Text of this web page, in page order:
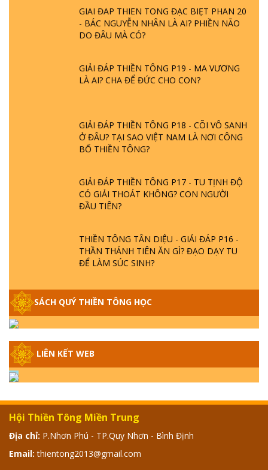
GIẢI ĐÁP THIỀN TÔNG ĐẶC BIỆT PHẦN 20
- BÁC NGUYỄN NHÂN LÀ AI? PHIỀN NÃO
DO ĐÂU MÀ CÓ?
GIẢI ĐÁP THIỀN TÔNG P19 - MA VƯƠNG
LÀ AI? CHA ĐỂ ĐỨC CHO CON?
GIẢI ĐÁP THIỀN TÔNG P18 - CÕI VÔ SANH
Ở ĐÂU? TẠI SAO VIỆT NAM LÀ NƠI CÔNG
BỐ THIỀN TÔNG?
GIẢI ĐÁP THIỀN TÔNG P17 - TU TỊNH ĐỘ
CÓ GIẢI THOÁT KHÔNG? CON NGƯỜI
ĐẦU TIÊN?
THIỀN TÔNG TÂN DIỆU - GIẢI ĐÁP P16 -
THẦN THÁNH TIÊN ĂN GÌ? ĐẠO DẠY TU
ĐỂ LÀM SÚC SINH?
GIẢI ĐÁP THIỀN TÔNG P15 - TỔ CHỨC
LOÀI CÔ HỒN - GIÁO LÝ ĐẠO PHẬT KHI
NÀO XUẤT BẢN
NGUỒN GỐC ÂM LỊCH DƯƠNG LỊCH -
TẦNG BÌNH LƯU LỚN ĐẾN ĐÂU
GIẢI ĐÁP THIỀN TÔNG ĐẶC BIỆT - P13 -
CON NGƯỜI TU THÀNH PHẬT ĐƯỢC
GIẢI ĐÁP THIỀN TÔNG ĐẶC BIỆT - P12 -
SÁCH QUÝ THIỀN TÔNG HỌC
LIÊN KẾT WEB
Hội Thiền Tông Miền Trung
Địa chỉ: P.Nhơn Phú - TP.Quy Nhơn - Bình Định
Email: thientong2013@gmail.com